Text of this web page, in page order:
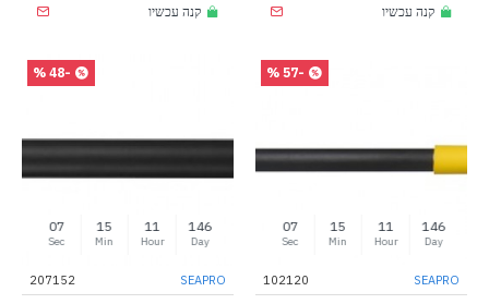
קנה עכשיו קנה עכשיו
-57 %
146
Day
11
Hour
15
Min
07
Sec
SEAPRO
102120
-48 %
146
Day
11
Hour
15
Min
07
Sec
SEAPRO
207152